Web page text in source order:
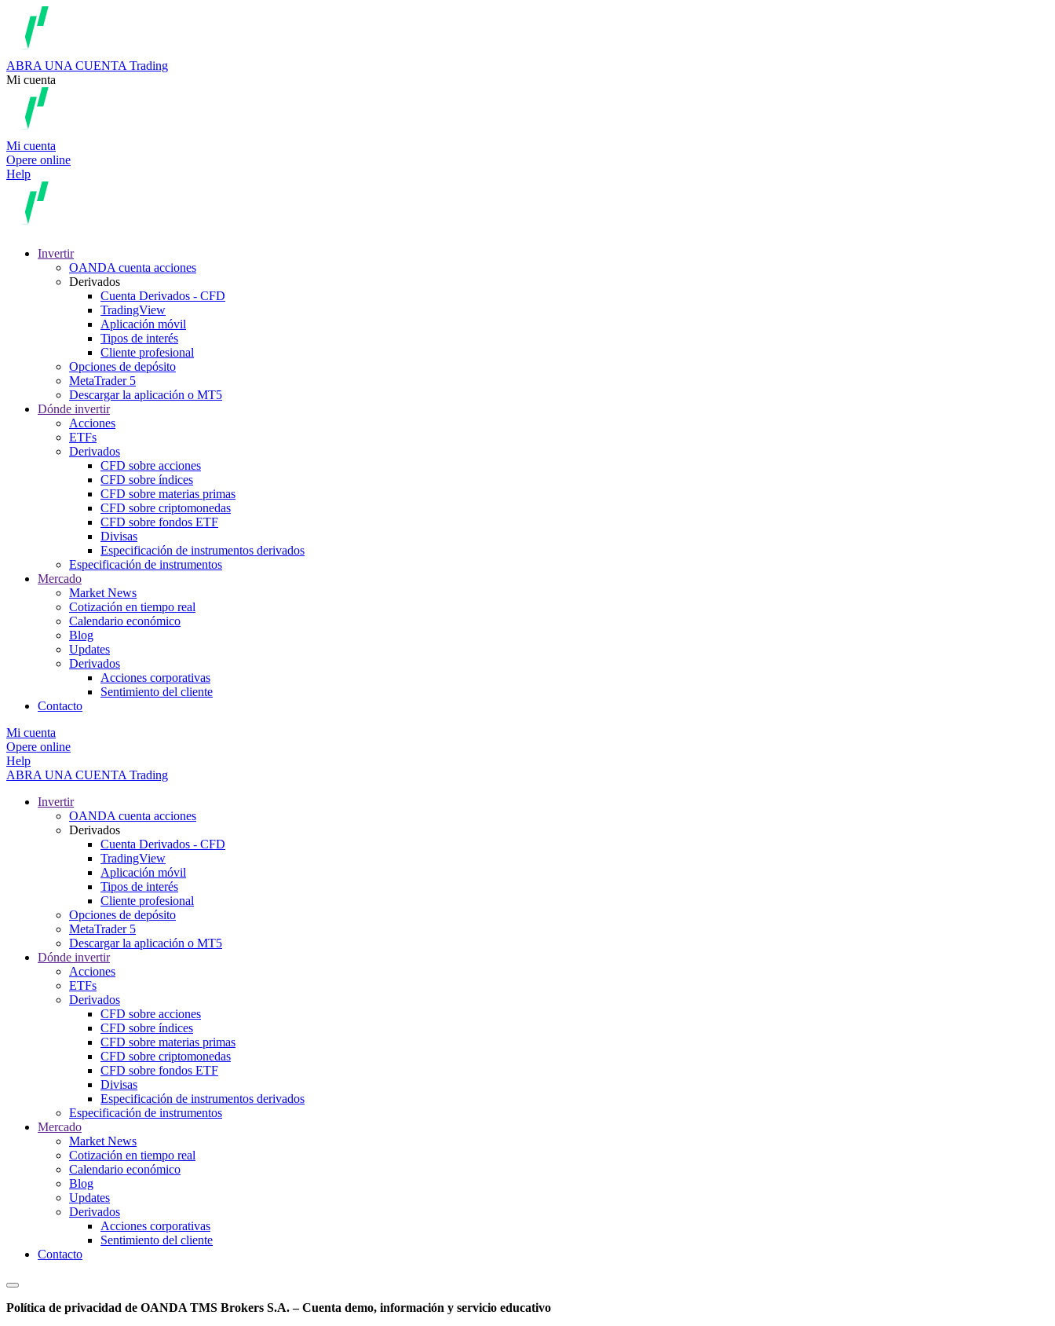
ABRA UNA CUENTA Trading
Mi cuenta
Mi cuenta
Opere online
Help
Invertir
OANDA cuenta acciones
Derivados
Cuenta Derivados - CFD
TradingView
Aplicación móvil
Tipos de interés
Cliente profesional
Opciones de depósito
MetaTrader 5
Descargar la aplicación o MT5
Dónde invertir
Acciones
ETFs
Derivados
CFD sobre acciones
CFD sobre índices
CFD sobre materias primas
CFD sobre criptomonedas
CFD sobre fondos ETF
Divisas
Especificación de instrumentos derivados
Especificación de instrumentos
Mercado
Market News
Cotización en tiempo real
Calendario económico
Blog
Updates
Derivados
Acciones corporativas
Sentimiento del cliente
Contacto
Mi cuenta
Opere online
Help
ABRA UNA CUENTA Trading
Invertir
OANDA cuenta acciones
Derivados
Cuenta Derivados - CFD
TradingView
Aplicación móvil
Tipos de interés
Cliente profesional
Opciones de depósito
MetaTrader 5
Descargar la aplicación o MT5
Dónde invertir
Acciones
ETFs
Derivados
CFD sobre acciones
CFD sobre índices
CFD sobre materias primas
CFD sobre criptomonedas
CFD sobre fondos ETF
Divisas
Especificación de instrumentos derivados
Especificación de instrumentos
Mercado
Market News
Cotización en tiempo real
Calendario económico
Blog
Updates
Derivados
Acciones corporativas
Sentimiento del cliente
Contacto
Política de privacidad de OANDA TMS Brokers S.A. – Cuenta demo, información y servicio educativo